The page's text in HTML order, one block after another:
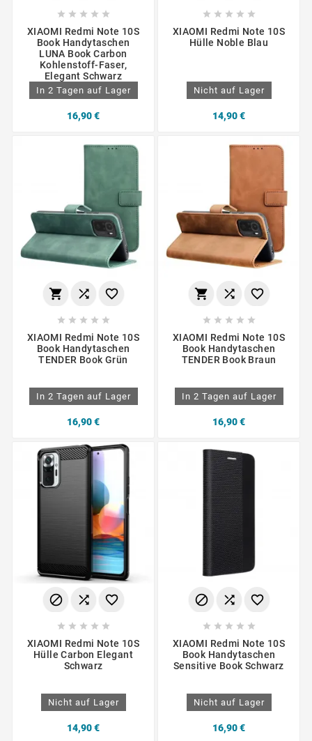
    
XIAOMI Redmi Note 10S
Book Handytaschen
LUNA Book Carbon
Kohlenstoff-Faser,
Elegant Schwarz
In 2 Tagen auf Lager
16,90 €
    
XIAOMI Redmi Note 10S
Hülle Noble Blau
Nicht auf Lager
14,90 €
  
    
XIAOMI Redmi Note 10S
Book Handytaschen
TENDER Book Grün
In 2 Tagen auf Lager
16,90 €
  
    
XIAOMI Redmi Note 10S
Book Handytaschen
TENDER Book Braun
In 2 Tagen auf Lager
16,90 €
  
    
XIAOMI Redmi Note 10S
Hülle Carbon Elegant
Schwarz
Nicht auf Lager
14,90 €
  
    
XIAOMI Redmi Note 10S
Book Handytaschen
Sensitive Book Schwarz
Nicht auf Lager
16,90 €